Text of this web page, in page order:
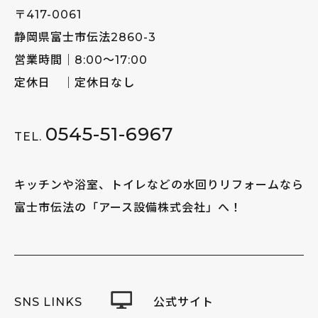
〒417-0061
静岡県富士市伝法2860-3
営業時間｜8:00～17:00
定休日 ｜定休日なし
TEL. 0545-51-6967
キッチンや浴室、トイレなどの水回りリフォームなら
富士市伝法の「アース設備株式会社」へ！
SNS LINKS 公式サイト